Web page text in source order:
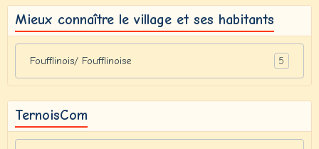
Mieux connaître le village et ses habitants
Foufflinois/ Foufflinoise 5
TernoisCom